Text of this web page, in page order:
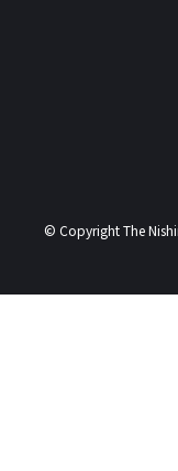
© Copyright The